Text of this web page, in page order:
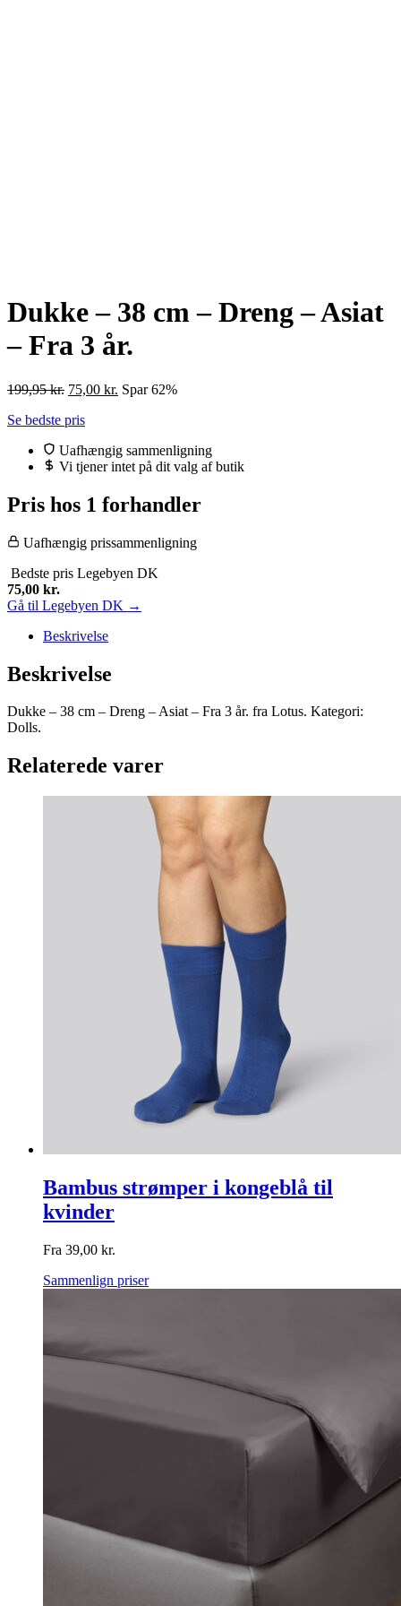
Dukke – 38 cm – Dreng – Asiat
– Fra 3 år.
199,95kr. Den
pris
199,95 kr..
75,00 kr. Den
75,00 kr..
Spar 62%
Se bedste pris
Uafhængig sammenligning
Vi tjener intet på dit valg af butik
Pris hos 1 forhandler
Uafhængig prissammenligning
Bedste pris Legebyen DK
75,00 kr.
Gå til Legebyen DK →
Beskrivelse
Beskrivelse
Dukke – 38 cm – Dreng – Asiat – Fra 3 år. fra Lotus. Kategori:
Dolls.
Relaterede varer
Bambus strømper i kongeblå til
kvinder
Fra 39,00 kr.
Sammenlign priser